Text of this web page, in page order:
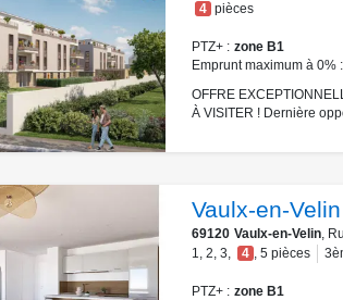
4 pièces
PTZ+
zone B1
Emprunt maximum à 0%
OFFRE
À VISITER ! Dernière
Vaulx-en-
69120 Vaulx-en-Velin,
1, 2, 3, 4 , 5 pièces
PTZ+
zone B1